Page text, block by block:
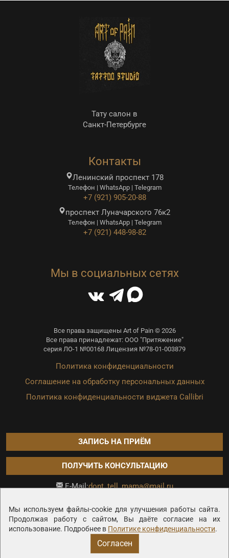
Мы используем файлы-cookie для улучшения работы сайта.
Продолжая работу с сайтом, Вы даёте согласие на их
использование. Подробнее в Политике конфиденциальности.
Согласен
Тату салон в
Санкт-Петербурге
Контакты
Ленинский проспект 178
Телефон | WhatsApp | Telegram
+7 (921) 905-20-88
проспект Луначарского 76к2
Телефон | WhatsApp | Telegram
+7 (921) 448-98-82
Мы в социальных сетях
Все права защищены Art of Pain © 2026
Все права принадлежат: ООО "Притяжение"
серия ЛО-1 №00168 Лицензия №78-01-003879
Политика конфиденциальности
Соглашение на обработку персональных данных
Политика конфиденциальности виджета Callibri
ЗАПИСЬ НА ПРИЁМ
ПОЛУЧИТЬ КОНСУЛЬТАЦИЮ
E-Mail:dont_tell_mama@mail.ru